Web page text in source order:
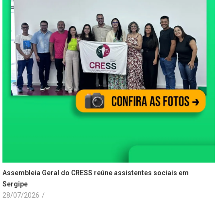
Assembleia Geral do CRESS reúne assistentes sociais em
Sergipe
28/07/2026 /